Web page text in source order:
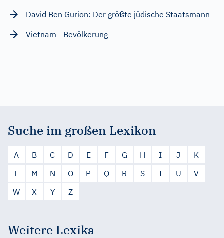
David Ben Gurion: Der größte jüdische Staatsmann
Vietnam - Bevölkerung
Suche im großen Lexikon
A B C D E F G H I J
K
L
M N O P Q R S T U
V
W
X Y Z
Weitere Lexika